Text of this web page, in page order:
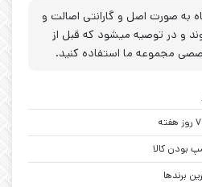
به صورت اصل و گارانتی اصالت و
و در توصیه میشود که قبل از
مجموعه ما استفاده کنید.
بودن کالا
برندها